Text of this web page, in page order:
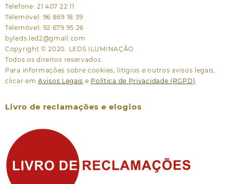
Telefone: 21 407 22 11
Telemóvel: 96 869 18 39
Telemóvel: 92 679 95 26
byleds.led2@gmail.com
Copyright © 2020. LEDS ILUMINAÇÃO
Todos os direitos reservados.
Para informações sobre cookies, litígios e outros avisos legais,
clicar em Avisos Legais e Política de Privacidade (RGPD)
Livro de reclamações e elogios